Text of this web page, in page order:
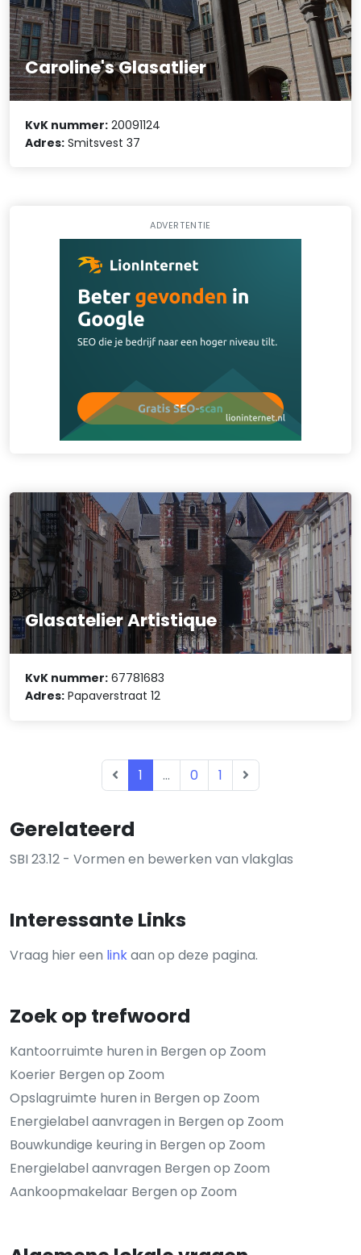
Gerelateerd
SBI 23.12 - Vormen en bewerken van vlakglas
Interessante Links
Vraag hier een linkaan op deze pagina.
Zoek op trefwoord
Kantoorruimte huren in Bergen op Zoom
Koerier Bergen op Zoom
Opslagruimte huren in Bergen op Zoom
Energielabel aanvragen in Bergen op Zoom
Bouwkundige keuring in Bergen op Zoom
Energielabel aanvragen Bergen op Zoom
Aankoopmakelaar Bergen op Zoom
Caroline's Glasatlier
KvK nummer: 20091124
Adres: Smitsvest 37
ADVERTENTIE
Glasatelier Artistique
KvK nummer: 67781683
Adres: Papaverstraat 12
1 ... 0 1